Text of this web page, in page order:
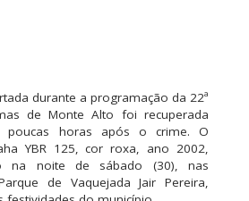
durante a programação da 22ª
de Monte Alto foi recuperada
poucas horas após o crime. O
YBR 125, cor roxa, ano 2002,
na noite de sábado (30), nas
de Vaquejada Jair Pereira,